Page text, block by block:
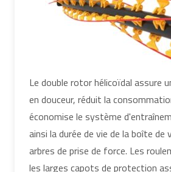
Le double rotor hélicoïdal assure
en douceur, réduit la
économise le système
ainsi la durée de vie de la boîte
arbres de prise de force. Les
les larges capots de protection